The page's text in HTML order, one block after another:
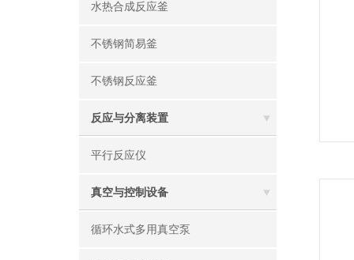
水热合成反应釜
不锈钢简易釜
不锈钢反应釜
反应与分离装置
平行反应仪
真空与控制设备
循环水式多用真空泵